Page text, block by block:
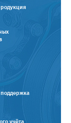
поддержка